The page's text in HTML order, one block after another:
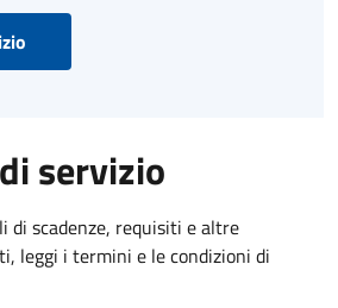
servizio
di scadenze, requisiti e altre
leggi i termini e le condizioni di